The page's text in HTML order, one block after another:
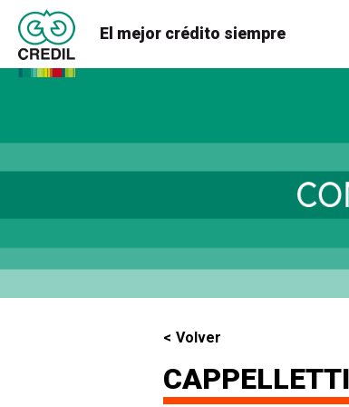
El mejor crédito siempre
Volver